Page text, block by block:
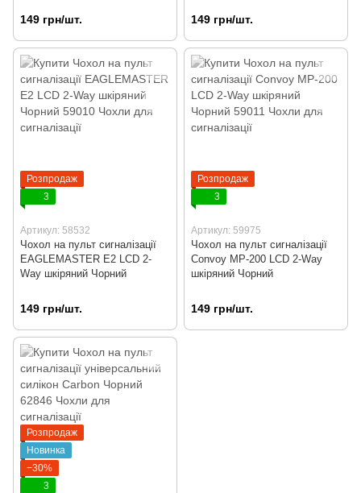
149 грн/шт. 149 грн/шт.
Розпродаж
3
Артикул: 58532
Чохол на пульт сигналізації
EAGLEMASTER E2 LCD 2-
Way шкіряний Чорний
149 грн/шт.
Розпродаж
3
Артикул: 59975
Чохол на пульт сигналізації
Convoy MP-200 LCD 2-Way
шкіряний Чорний
149 грн/шт.
Розпродаж
Новинка
−30%
3